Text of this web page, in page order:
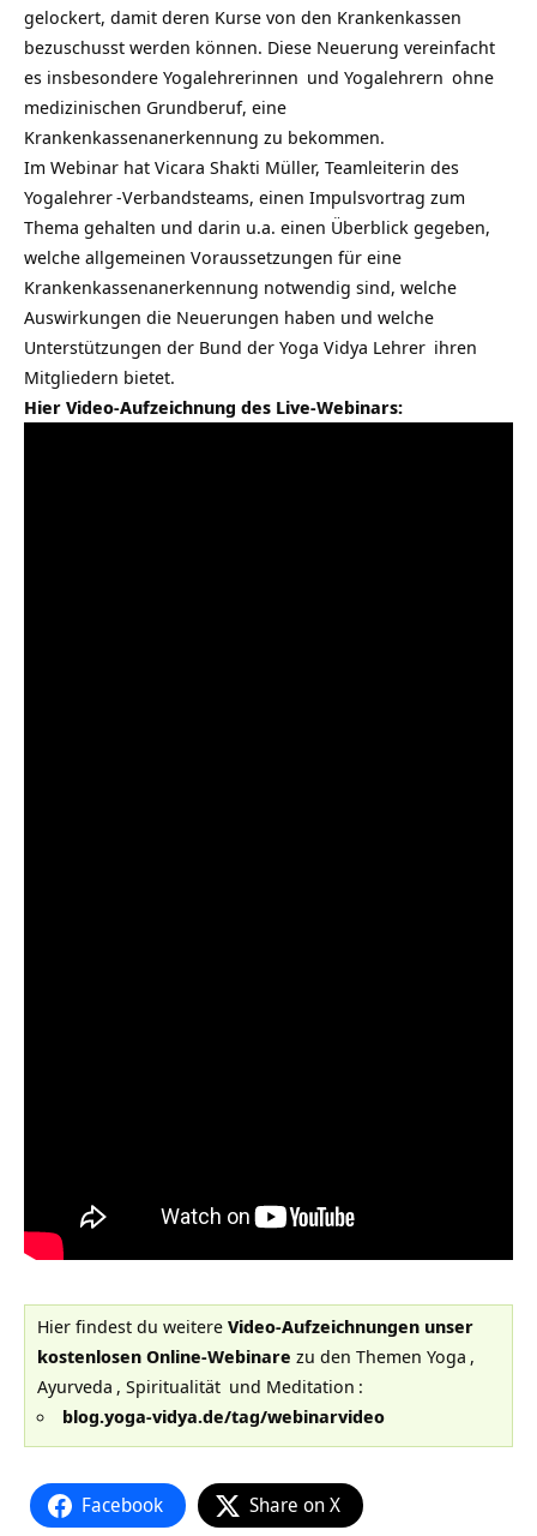
gelockert, damit deren Kurse von den Krankenkassen
bezuschusst werden können. Diese Neuerung vereinfacht
es insbesondere Yogalehrerinnen und Yogalehrern ohne
medizinischen Grundberuf, eine
Krankenkassenanerkennung zu bekommen.
Im Webinar hat Vicara Shakti Müller, Teamleiterin des
Yogalehrer-Verbandsteams, einen Impulsvortrag zum
Thema gehalten und darin u.a. einen Überblick gegeben,
welche allgemeinen Voraussetzungen für eine
Krankenkassenanerkennung notwendig sind, welche
Auswirkungen die Neuerungen haben und welche
Unterstützungen der Bund der Yoga Vidya Lehrer ihren
Mitgliedern bietet.
Hier Video-Aufzeichnung des Live-Webinars:
Hier findest du weitere Video-Aufzeichnungen unser
kostenlosen Online-Webinare zu den Themen Yoga ,
Ayurveda , Spiritualität und Meditation :
blog.yoga-vidya.de/tag/webinarvideo
Facebook Share on X